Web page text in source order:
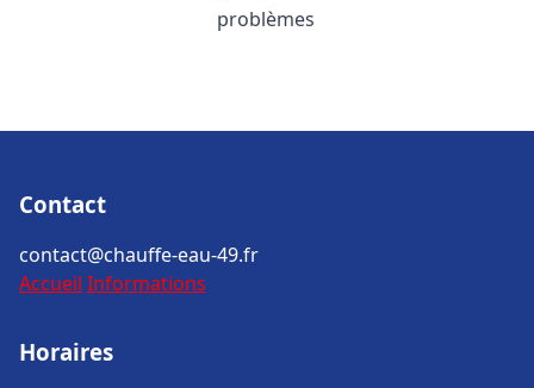
problèmes
Contact
contact@chauffe-eau-49.fr
Accueil Informations
Horaires